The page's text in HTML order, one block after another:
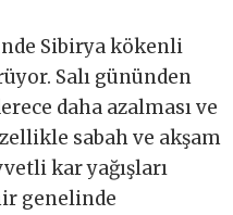
Sibirya kökenli
Salı gününden
daha azalması ve
sabah ve akşam
kar yağışları
genelinde